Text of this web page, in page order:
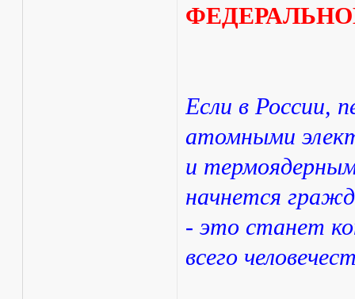
Если в России,
атомными
и
начнется
- это станет
всего